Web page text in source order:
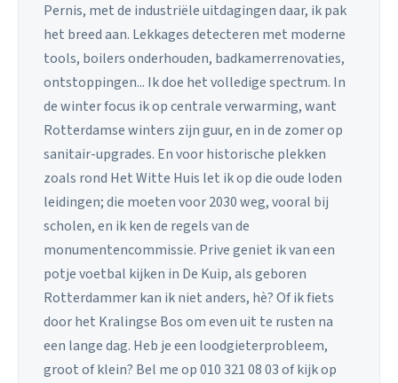
Pernis, met de industriële uitdagingen daar, ik pak
het breed aan. Lekkages detecteren met moderne
tools, boilers onderhouden, badkamerrenovaties,
ontstoppingen... Ik doe het volledige spectrum. In
de winter focus ik op centrale verwarming, want
Rotterdamse winters zijn guur, en in de zomer op
sanitair-upgrades. En voor historische plekken
zoals rond Het Witte Huis let ik op die oude loden
leidingen; die moeten voor 2030 weg, vooral bij
scholen, en ik ken de regels van de
monumentencommissie. Prive geniet ik van een
potje voetbal kijken in De Kuip, als geboren
Rotterdammer kan ik niet anders, hè? Of ik fiets
door het Kralingse Bos om even uit te rusten na
een lange dag. Heb je een loodgieterprobleem,
groot of klein? Bel me op 010 321 08 03 of kijk op